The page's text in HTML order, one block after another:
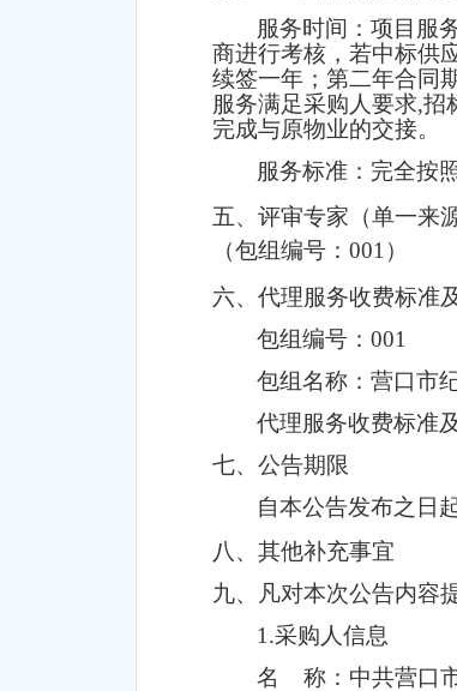
服务时间：项目服
商进行考核，若中标供
续签一年；第二年合同
服务满足采购人要求,招
完成与原物业的交接。
服务标准：完全按
五、评审专家（单一来
（包组编号： 001）
六、代理服务收费标准
包组编号： 001
包组名称：营口市
代理服务收费标准
七、公告期限
自本公告发布之日
八、其他补充事宜
九、凡对本次公告内容
1.采购人信息
名
称：中共营口